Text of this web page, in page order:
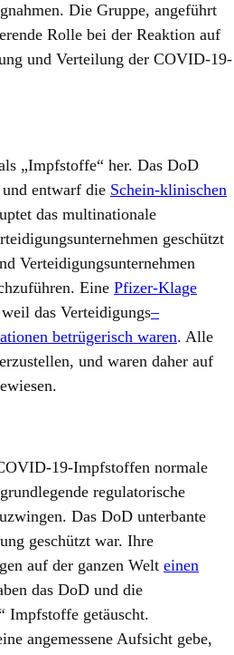
Die Gruppe, angeführt
Rolle bei der Reaktion auf
und Verteilung der COVID-19-
„Impfstoffe“ her. Das DoD
entwarf die Schein-klinischen
das multinationale
geschützt
Verteidigungsunternehmen
Eine Pfizer-Klage
das Verteidigungs–
betrügerisch waren. Alle
und waren daher auf
19-Impfstoffen normale
regulatorische
Das DoD unterbante
geschützt war. Ihre
auf der ganzen Welt einen
das DoD und die
Impfstoffe getäuscht.
angemessene Aufsicht gebe,